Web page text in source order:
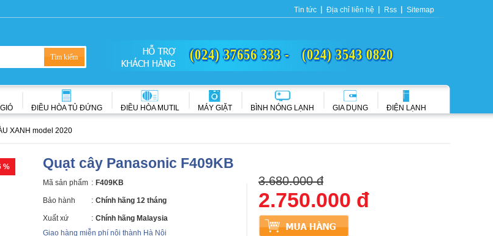
Tin tức Địa chỉ liên hệ Rss Sitemap
(024) 37656 333 - (024) 3543 0820
ĐIỀU HÒA TỦ ĐỨNG ĐIỀU HÒA MUTIL MÁY GIẶT BÌNH NÓNG LẠNH GIA DỤNG ĐIỆN LẠNH
XANH model 2020
% Quạt cây Panasonic F409KB
Mã sản phẩm : F409KB
Bảo hành : Chính hãng 12 tháng
Xuất xứ : Chính hãng Malaysia
Giao hàng miễn phí nội thành Hà Nội
3.680.000 đ
2.750.000 đ